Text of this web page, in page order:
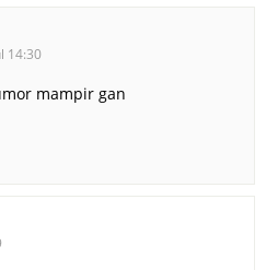
14:30
mampir gan